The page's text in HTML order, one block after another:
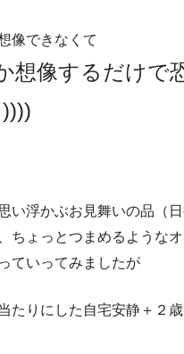
像できなくて
想像するだけで
い浮かぶお見舞いの品（
ちょっとつまめるような
ていってみましたが
たりにした自宅安静＋２